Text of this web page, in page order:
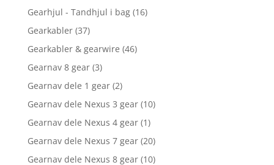
Gearhjul - Tandhjul i bag (16)
Gearkabler (37)
Gearkabler & gearwire (46)
Gearnav 8 gear (3)
Gearnav dele 1 gear (2)
Gearnav dele Nexus 3 gear (10)
Gearnav dele Nexus 4 gear (1)
Gearnav dele Nexus 7 gear (20)
Gearnav dele Nexus 8 gear (10)